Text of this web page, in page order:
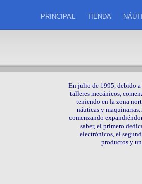
PRINCIPAL TIENDA
En julio de 1995, debido
talleres mecánicos,
teniendo en la zona
náuticas y
comenzando
saber, el primero
electrónicos, el
productos y